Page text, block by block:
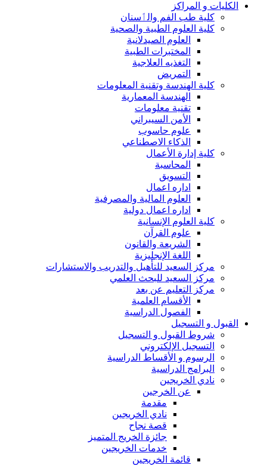
الكليات و المراكز
كلية طب الفم والٲسنان
كلية العلوم الطبية والصحية
العلوم الصيدلانية
المختبرات الطبية
التغذيه العلاجية
التمريض
كلية الهندسة وتقنية المعلومات
الهندسة المعمارية
تقنية معلومات
الأمن السيبراني
علوم حاسوب
الذكاء الاصطناعي
كلية إدارة الأعمال
المحاسبة
التسويق
اداره اعمال
العلوم المالية والمصرفية
اداره اعمال دولية
كلية العلوم الإنسانية
علوم القرآن
الشريعة والقانون
اللغة الإنجليزية
مركز السعيد للتأهيل والتدريب والاستشارات
مركز السعيد للبحث العلمي
مركز التعليم عن بعد
الأقسام العلمية
الفصول الدراسية
القبول و التسجيل
شروط القبول و التسجيل
التسجيل الإلكتروني
الرسوم و الأقساط الدراسية
البرامج الدراسية
نادي الخريجين
عن الخرجين
مقدمة
نادي الخريجين
قصة نجاح
جائزة الخريج المتميز
خدمات الخريجين
قائمة الخريجين